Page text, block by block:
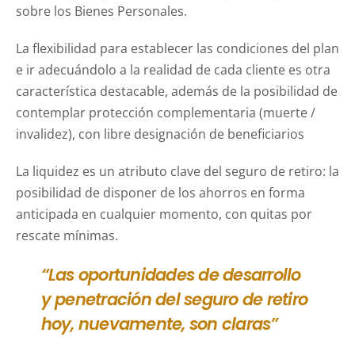
sobre los Bienes Personales.
La flexibilidad para establecer las condiciones del plan
e ir adecuándolo a la realidad de cada cliente es otra
característica destacable, además de la posibilidad de
contemplar protección complementaria (muerte /
invalidez), con libre designación de beneficiarios
La liquidez es un atributo clave del seguro de retiro: la
posibilidad de disponer de los ahorros en forma
anticipada en cualquier momento, con quitas por
rescate mínimas.
“Las oportunidades de desarrollo
y penetración del seguro de retiro
hoy, nuevamente, son claras”